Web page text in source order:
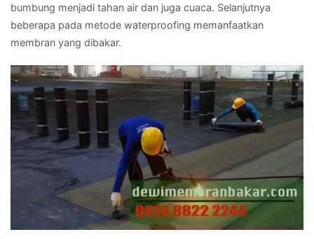
bumbung menjadi tahan air dan juga cuaca. Selanjutnya
beberapa pada metode waterproofing memanfaatkan
membran yang dibakar.